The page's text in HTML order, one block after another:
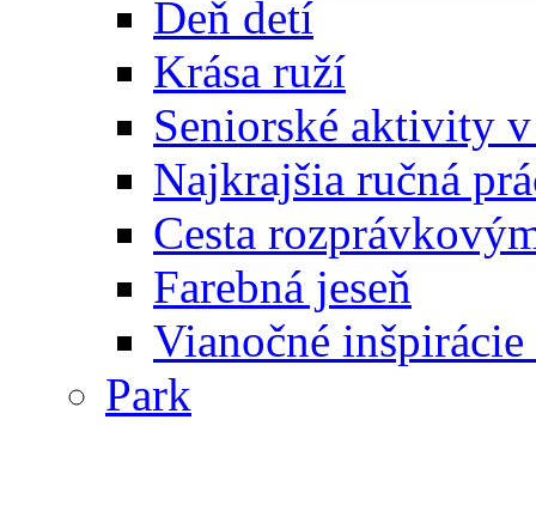
Deň detí
Krása ruží
Seniorské aktivity
Najkrajšia ručná
Cesta
Farebná jeseň
Vianočné
Park